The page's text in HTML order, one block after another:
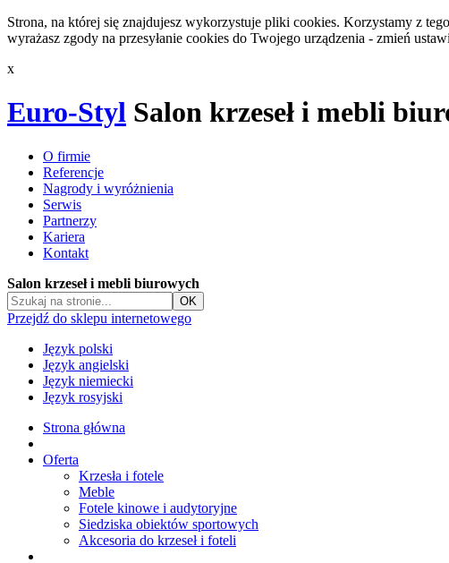
Strona, na której się znajdujesz wykorzystuje pliki cookies. Korzystamy z
wyrażasz zgody na przesyłanie cookies do Twojego urządzenia - zmień
x
Euro-Styl Salon krzeseł i mebli
O firmie
Referencje
Nagrody i wyróżnienia
Serwis
Partnerzy
Kariera
Kontakt
Salon krzeseł i mebli biurowych
Przejdź do sklepu internetowego
Język polski
Język angielski
Język niemiecki
Język rosyjski
Strona główna
Oferta
Krzesła i fotele
Meble
Fotele kinowe i audytoryjne
Siedziska obiektów sportowych
Akcesoria do krzeseł i foteli